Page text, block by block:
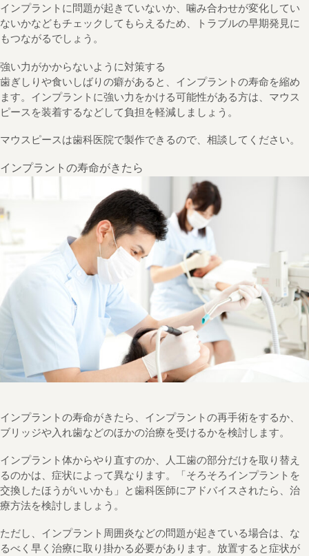
インプラントに問題が起きていないか、噛み合わせが変化してい
ないかなどもチェックしてもらえるため、トラブルの早期発見に
もつながるでしょう。
強い力がかからないように対策する
歯ぎしりや食いしばりの癖があると、インプラントの寿命を縮め
ます。インプラントに強い力をかける可能性がある方は、マウス
ピースを装着するなどして負担を軽減しましょう。
マウスピースは歯科医院で製作できるので、相談してください。
インプラントの寿命がきたら
インプラントの寿命がきたら、インプラントの再手術をするか、
ブリッジや入れ歯などのほかの治療を受けるかを検討します。
インプラント体からやり直すのか、人工歯の部分だけを取り替え
るのかは、症状によって異なります。「そろそろインプラントを
交換したほうがいいかも」と歯科医師にアドバイスされたら、治
療方法を検討しましょう。
ただし、インプラント周囲炎などの問題が起きている場合は、な
るべく早く治療に取り掛かる必要があります。放置すると症状が